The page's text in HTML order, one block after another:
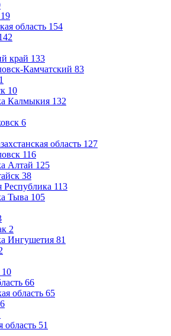
19
область 154
край 133
Камчатский 83
10
Калмыкия 132
6
область 127
116
Алтай 125
38
Республика 113
Тыва 105
2
Ингушетия 81
10
66
область 65
область 51